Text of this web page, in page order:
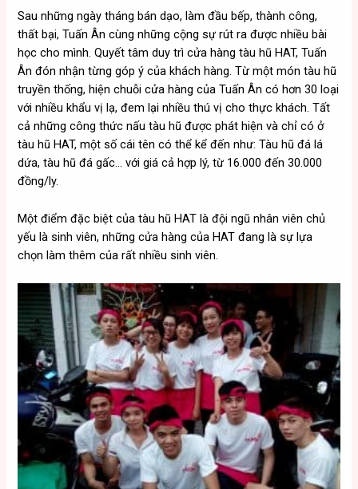
Sau những ngày tháng bán dạo, làm đầu bếp, thành công,
thất bại, Tuấn Ân cùng những cộng sự rút ra được nhiều bài
học cho mình. Quyết tâm duy trì cửa hàng tàu hũ HAT, Tuấn
Ân đón nhận từng góp ý của khách hàng. Từ một món tàu hũ
truyền thống, hiện chuỗi cửa hàng của Tuấn Ân có hơn 30 loại
với nhiều khẩu vị lạ, đem lại nhiều thú vị cho thực khách. Tất
cả những công thức nấu tàu hũ được phát hiện và chỉ có ở
tàu hũ HAT, một số cái tên có thể kể đến như: Tàu hũ đá lá
dứa, tàu hũ đá gấc… với giá cả hợp lý, từ 16.000 đến 30.000
đồng/ly.
Một điểm đặc biệt của tàu hũ HAT là đội ngũ nhân viên chủ
yếu là sinh viên, những cửa hàng của HAT đang là sự lựa
chọn làm thêm của rất nhiều sinh viên.